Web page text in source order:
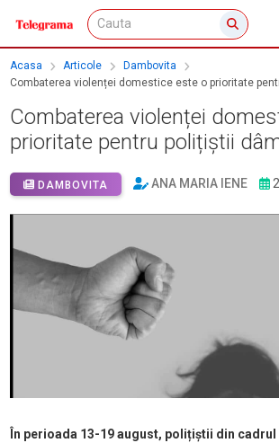
Acasa Articole
Dambovita
Combaterea violenței domestice este o prioritate
Combaterea violenței
prioritate pentru polițiștii
DAMBOVITA ANA MARIA IENE
În perioada 13-19 august, polițiștii din